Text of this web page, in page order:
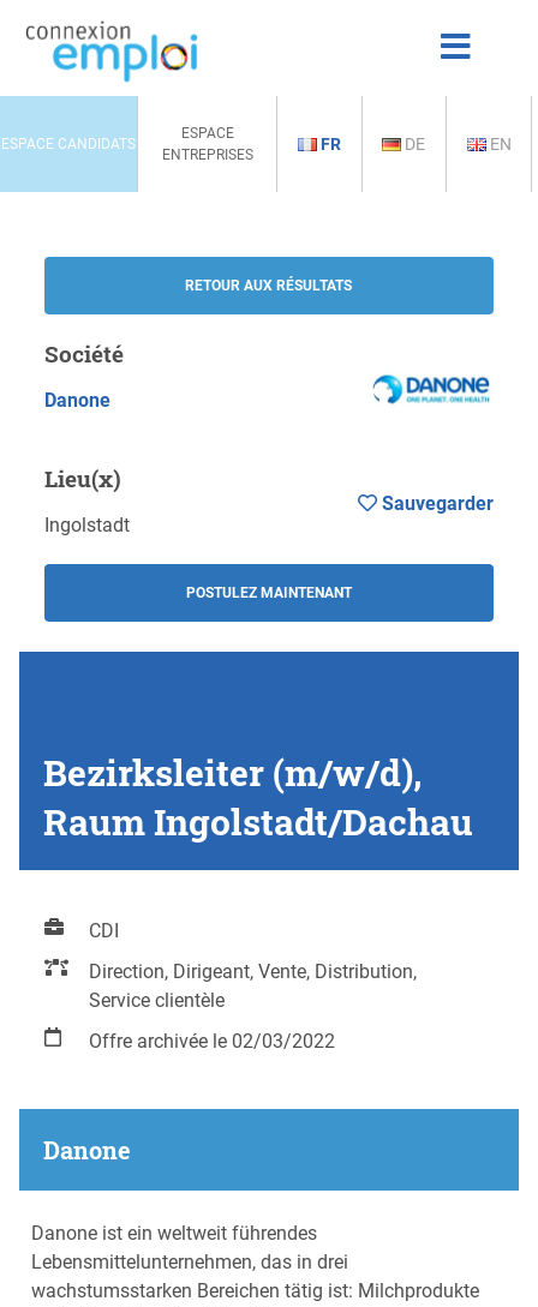
ESPACE CANDIDATS
ESPACE
ENTREPRISES
FR DE EN
RETOUR AUX RÉSULTATS
Société
Danone
Lieu(x)
Ingolstadt
POSTULEZ MAINTENANT
Sauvegarder
Bezirksleiter (m/w/d),
Raum Ingolstadt/Dachau
CDI
Direction, Dirigeant, Vente, Distribution,
Service clientèle
Offre archivée le 02/03/2022
Danone
Danone ist ein weltweit führendes
Lebensmittelunternehmen, das in drei
wachstumsstarken Bereichen tätig ist: Milchprodukte